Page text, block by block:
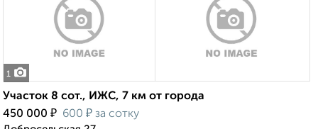
1
Участок 8 сот., ИЖС, 7 км от города
450 000 ₽ 600 ₽ за сотку